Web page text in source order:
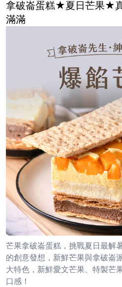
拿破崙蛋糕★夏日芒果★
滿滿
芒果拿破崙蛋糕，挑戰夏日最解
的創意發想，新鮮芒果與拿破崙
大特色，新鮮愛文芒果、特製芒
口感！